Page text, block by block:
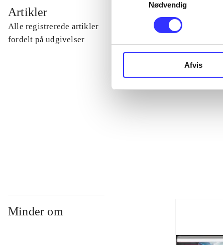
Nødvendig
Afvis
Artikler
Alle registrerede artikler
fordelt på udgivelser
...
Minder om